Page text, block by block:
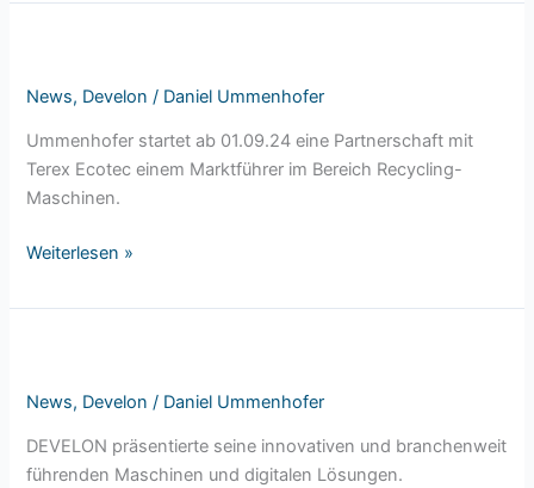
News, Develon / Daniel Ummenhofer
Ummenhofer startet ab 01.09.24 eine Partnerschaft mit
Terex Ecotec einem Marktführer im Bereich Recycling-
Maschinen.
Recyclingtechnologien
im
Mietpark
&
Weiterlesen »
News, Develon / Daniel Ummenhofer
DEVELON präsentierte seine innovativen und branchenweit
führenden Maschinen und digitalen Lösungen.
seine
Kunden
auf